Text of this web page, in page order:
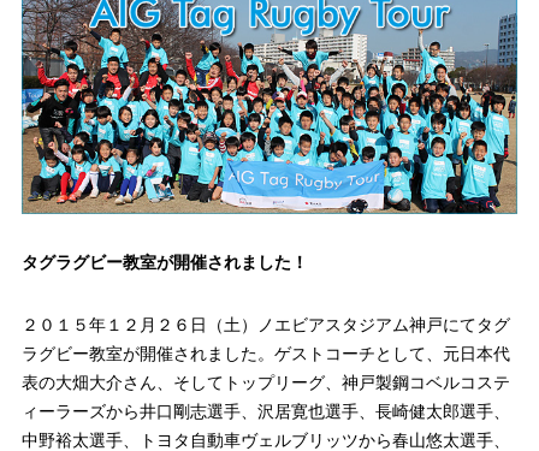
タグラグビー教室が開催されました！
２０１５年１２月２６日（土）ノエビアスタジアム神戸にてタグ
ラグビー教室が開催されました。ゲストコーチとして、元日本代
表の大畑大介さん、そしてトップリーグ、神戸製鋼コベルコステ
ィーラーズから井口剛志選手、沢居寛也選手、長崎健太郎選手、
中野裕太選手、トヨタ自動車ヴェルブリッツから春山悠太選手、